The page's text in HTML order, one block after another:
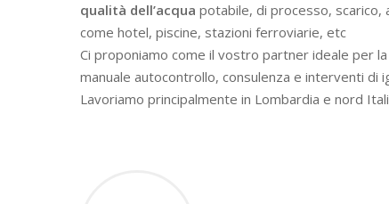
qualità dell’acquapotabile, di processo,
come hotel, piscine, stazioni ferroviarie, etc
Ci proponiamo come il vostro partner ideale per la
manuale autocontrollo, consulenza e interventi di
Lavoriamo principalmente in Lombardia e nord